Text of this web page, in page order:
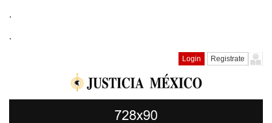
.
.
Login Registrate